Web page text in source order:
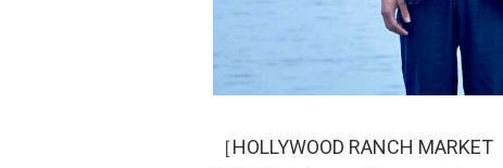
［HOLLYWOOD RANCH MARKET